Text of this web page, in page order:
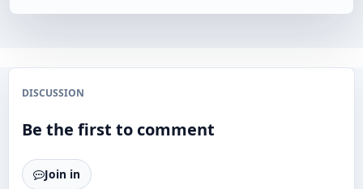
DISCUSSION
Be the first to comment
Join in